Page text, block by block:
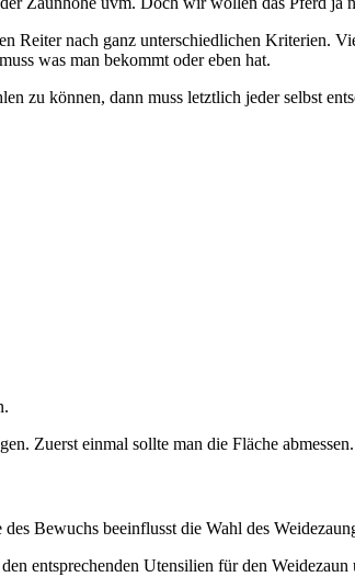
Reiter nach ganz unterschiedlichen Kriterien.
was man bekommt oder eben hat.
zu können, dann muss letztlich jeder selbst
Zuerst einmal sollte man die Fläche
Bewuchs beeinflusst die Wahl des
entsprechenden Utensilien für den